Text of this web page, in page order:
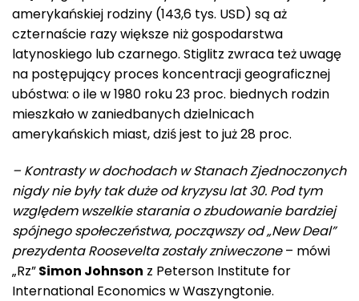
amerykańskiej rodziny (143,6 tys. USD) są aż
czternaście razy większe niż gospodarstwa
latynoskiego lub czarnego. Stiglitz zwraca też uwagę
na postępujący proces koncentracji geograficznej
ubóstwa: o ile w 1980 roku 23 proc. biednych rodzin
mieszkało w zaniedbanych dzielnicach
amerykańskich miast, dziś jest to już 28 proc.
– Kontrasty w dochodach w Stanach Zjednoczonych
nigdy nie były tak duże od kryzysu lat 30. Pod tym
względem wszelkie starania o zbudowanie bardziej
spójnego społeczeństwa, począwszy od „New Deal”
prezydenta Roosevelta zostały zniweczone– mówi
„Rz”Simon Johnson z Peterson Institute for
International Economics w Waszyngtonie.